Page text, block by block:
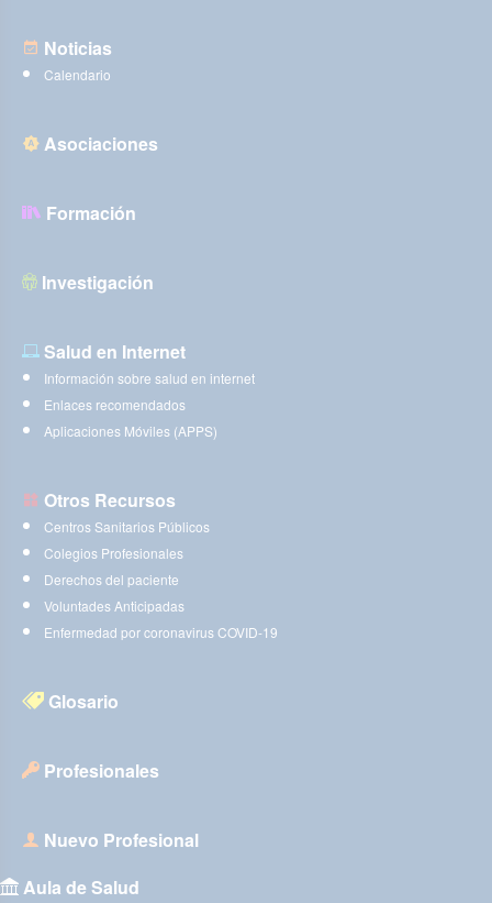
Noticias
Calendario
Asociaciones
Formación
Investigación
Salud en Internet
Información sobre salud en internet
Enlaces recomendados
Aplicaciones Móviles (APPS)
Otros Recursos
Centros Sanitarios Públicos
Colegios Profesionales
Derechos del paciente
Voluntades Anticipadas
Enfermedad por coronavirus COVID-19
Glosario
Profesionales
Nuevo Profesional
Aula de Salud